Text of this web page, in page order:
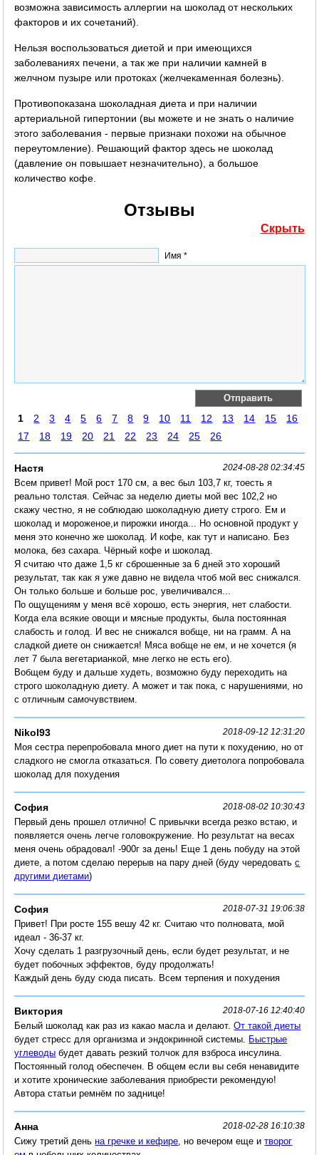
возможна зависимость аллергии на шоколад от нескольких
факторов и их сочетаний).
Нельзя воспользоваться диетой и при имеющихся
заболеваниях печени, а так же при наличии камней в
желчном пузыре или протоках (желчекаменная болезнь).
Противопоказана шоколадная диета и при наличии
артериальной гипертонии (вы можете и не знать о наличие
этого заболевания - первые признаки похожи на обычное
переутомление). Решающий фактор здесь не шоколад
(давление он повышает незначительно), а большое
количество кофе.
Отзывы
Скрыть
Имя *
1 2 3 4 5 6 7 8 9 10 11 12 13 14 15
16
17
18 19 20 21 22 23 24 25 26
Настя 2024-08-28 02:34:45
Всем привет! Мой рост 170 см, а вес был 103,7 кг, тоесть я
реально толстая. Сейчас за неделю диеты мой вес 102,2 но
скажу честно, я не соблюдаю шоколадную диету строго. Ем и
шоколад и мороженое,и пирожки иногда... Но основной продукт у
меня это конечно же шоколад. И кофе, как тут и написано. Без
молока, без сахара. Чёрный кофе и шоколад.
Я считаю что даже 1,5 кг сброшенные за 6 дней это хороший
результат, так как я уже давно не видела чтоб мой вес снижался.
Он только больше и больше рос, увеличивался...
По ощущениям у меня всё хорошо, есть энергия, нет слабости.
Когда ела всякие овощи и мясные продукты, была постоянная
слабость и голод. И вес не снижался вобще, ни на грамм. А на
сладкой диете он снижается! Мяса вобще не ем, и не хочется (я
лет 7 была вегетарианкой, мне легко не есть его).
Вобщем буду и дальше худеть, возможно буду переходить на
строго шоколадную диету. А может и так пока, с нарушениями, но
с отличным самочувствием.
Nikol93 2018-09-12 12:31:20
Моя сестра перепробовала много диет на пути к похудению, но от
сладкого не смогла отказаться. По совету диетолога попробовала
шоколад для похудения
София 2018-08-02 10:30:43
Первый день прошел отлично! С привычки всегда резко встаю, и
появляется очень легче головокружение. Но результат на весах
меня очень обрадовал! -900г за день! Еще 1 день побуду на этой
диете, а потом сделаю перерыв на пару дней (буду чередоватьс
другими диетами)
София 2018-07-31 19:06:38
Привет! При росте 155 вешу 42 кг. Считаю что полновата, мой
идеал - 36-37 кг.
Хочу сделать 1 разгрузочный день, если будет результат, и не
будет побочных эффектов, буду продолжать!
Каждый день буду сюда писать. Всем терпения и похудения
Виктория 2018-07-16 12:40:40
Белый шоколад как раз из какао масла и делают.От такой диеты
будет стресс для организма и эндокринной системы.
Быстрые
углеводы будет давать резкий толчок для взброса инсулина.
Постоянный голод обеспечен. В общем если вы себя ненавидите
и хотите хронические заболевания приобрести рекомендую!
Автора статьи ремнём по заднице!
Анна 2018-02-28 16:10:38
Сижу третий деньна гречке и кефире , но вечером еще итворог